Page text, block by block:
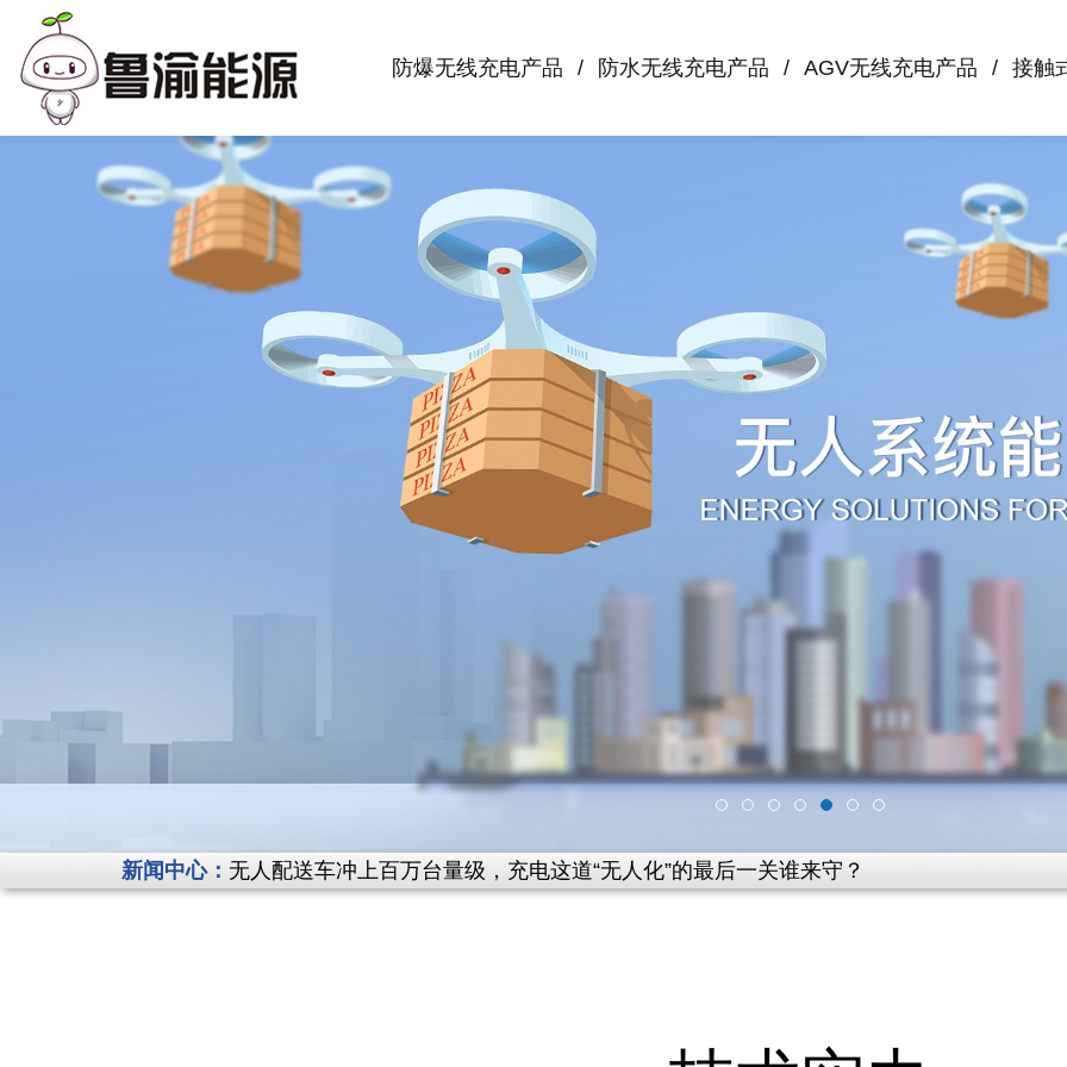
防爆无线充电产品 防水无线充电产品 AGV无线充电产品 接触
新闻中心： 7月无人物流车“全国交规”正式实施，充电可靠性的第一次“大考”